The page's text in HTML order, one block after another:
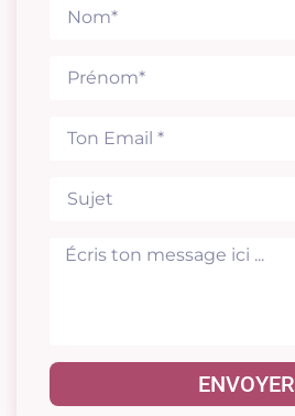
ENVOYER